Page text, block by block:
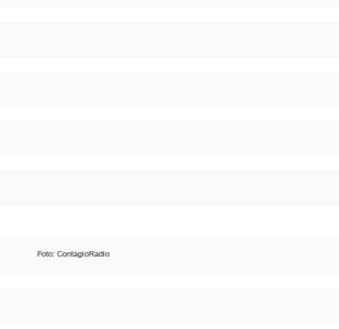
Foto: ContagioRadio